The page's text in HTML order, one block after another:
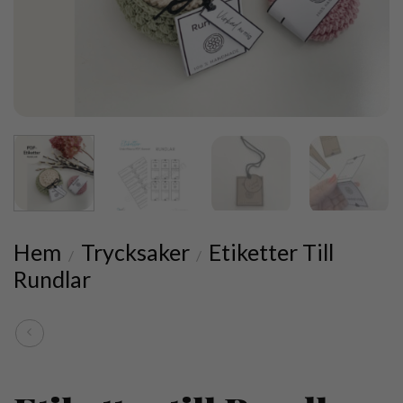
Hem / Trycksaker / Etiketter Till
Rundlar